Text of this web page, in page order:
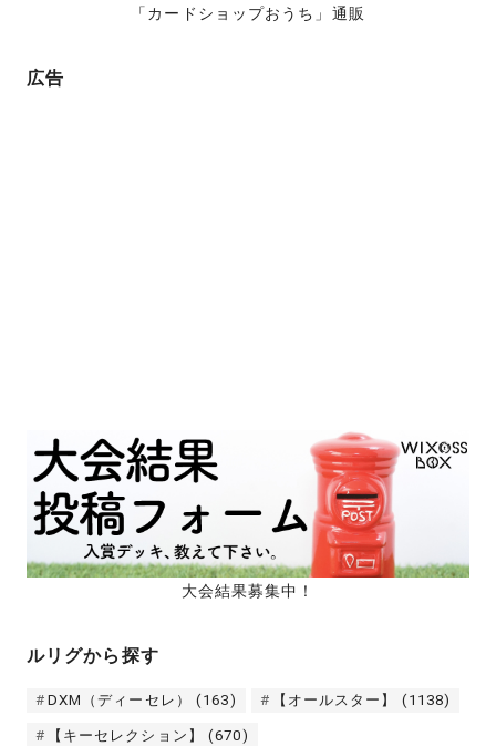
「カードショップおうち」通販
広告
大会結果募集中！
ルリグから探す
DXM（ディーセレ） (163) 【オールスター】 (1138)
【キーセレクション】 (670)